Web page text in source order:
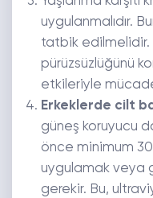
uygulanmalıdır.
tatbik edilmelidir.
pürüzsüzlüğünü
etkileriyle
Erkeklerde cilt
güneş koruyucu
önce minimum
uygulamak veya
gerekir. Bu,